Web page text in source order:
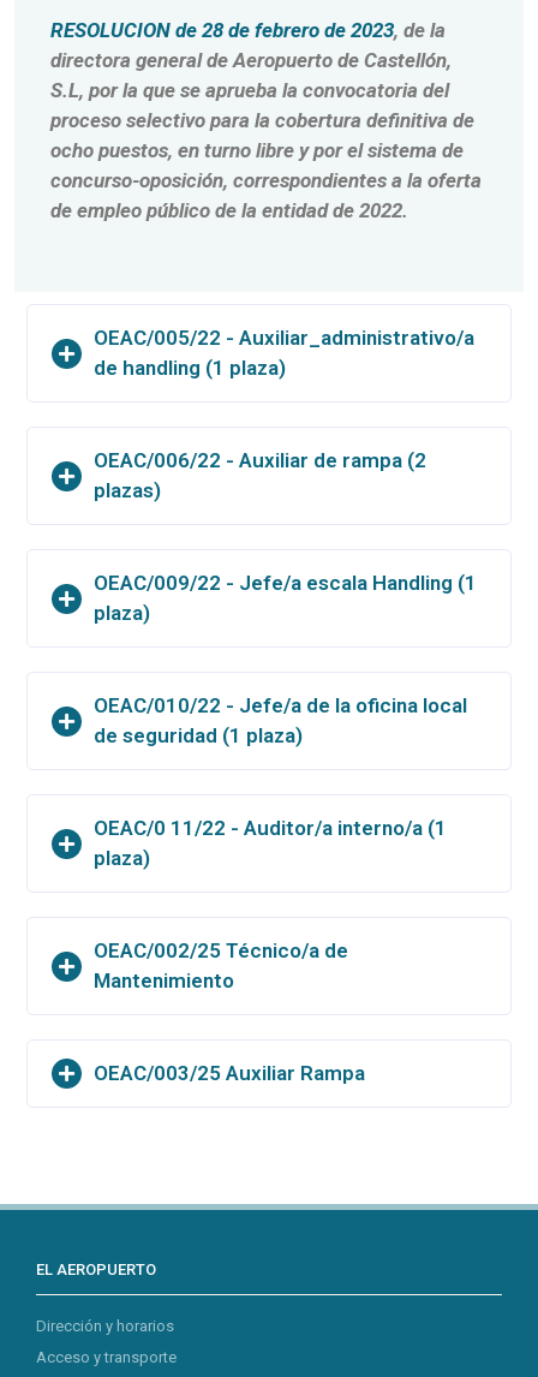
RESOLUCION de 28 de febrero de 2023, de la
directora general de Aeropuerto de Castellón,
S.L, por la que se aprueba la convocatoria del
proceso selectivo para la cobertura definitiva de
ocho puestos, en turno libre y por el sistema de
concurso-oposición, correspondientes a la oferta
de empleo público de la entidad de 2022.
OEAC/005/22 - Auxiliar_administrativo/a
de handling (1 plaza)
OEAC/006/22 - Auxiliar de rampa (2
plazas)
OEAC/009/22 - Jefe/a escala Handling (1
plaza)
OEAC/010/22 - Jefe/a de la oficina local
de seguridad (1 plaza)
OEAC/0 11/22 - Auditor/a interno/a (1
plaza)
OEAC/002/25 Técnico/a de
Mantenimiento
OEAC/003/25 Auxiliar Rampa
EL AEROPUERTO
Dirección y horarios
Acceso y transporte